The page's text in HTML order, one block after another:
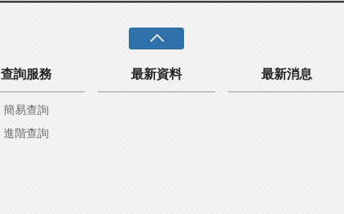
查詢服務
簡易查詢
進階查詢
最新資料 最新消息